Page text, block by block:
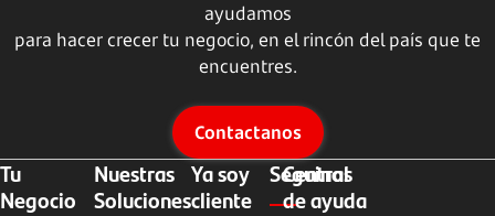
ayudamos
para hacer crecer tu negocio, en el rincón del país que te
encuentres.
Contactanos
Tu
Negocio
Nuestras
Soluciones
Ya soy
cliente
Central
de ayuda
Seguinos